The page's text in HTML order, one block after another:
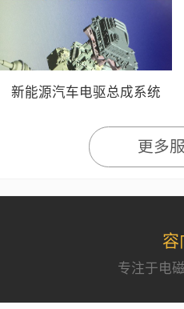
新能源汽车电驱总成系统
更多
容
专注于电